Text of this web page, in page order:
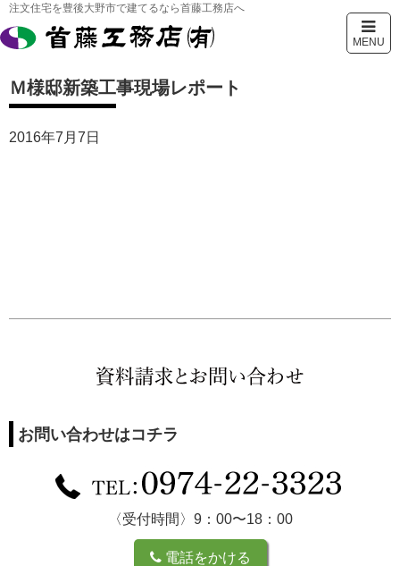
注文住宅を豊後大野市で建てるなら首藤工務店へ
MENU
Ｍ様邸新築工事現場レポート
2016年7月7日
お問い合わせはコチラ
〈受付時間〉9：00〜18：00
電話をかける